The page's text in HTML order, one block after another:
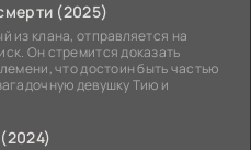
(2025)
из клана, отправляется на
Он стремится доказать
что достоин быть частью
девушку Тию и